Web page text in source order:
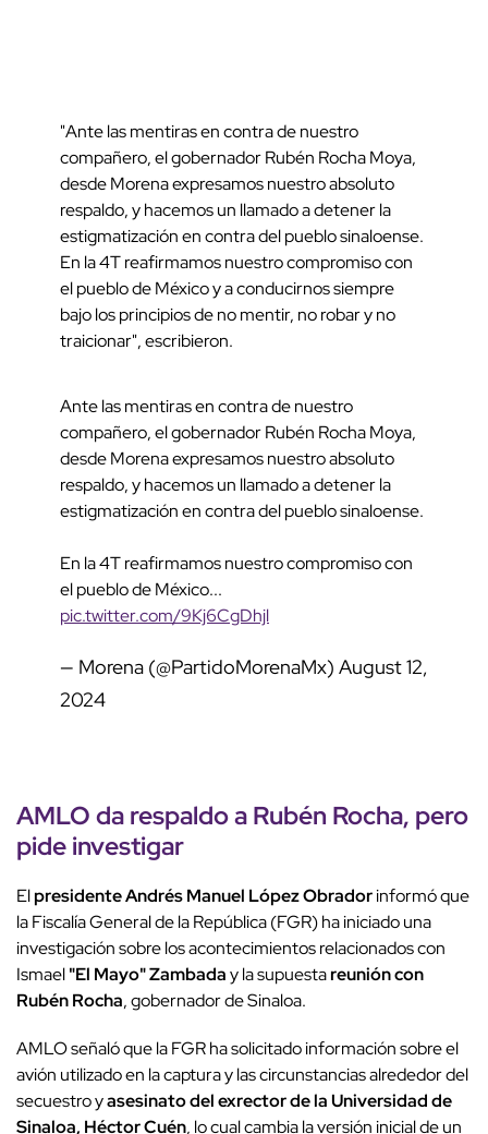
"Ante las mentiras en contra de nuestro
compañero, el gobernador Rubén Rocha Moya,
desde Morena expresamos nuestro absoluto
respaldo, y hacemos un llamado a detener la
estigmatización en contra del pueblo sinaloense.
En la 4T reafirmamos nuestro compromiso con
el pueblo de México y a conducirnos siempre
bajo los principios de no mentir, no robar y no
traicionar", escribieron.
Ante las mentiras en contra de nuestro
compañero, el gobernador Rubén Rocha Moya,
desde Morena expresamos nuestro absoluto
respaldo, y hacemos un llamado a detener la
estigmatización en contra del pueblo sinaloense.
En la 4T reafirmamos nuestro compromiso con
el pueblo de México...
pic.twitter.com/9Kj6CgDhjl
— Morena (@PartidoMorenaMx) August 12,
2024
AMLO da respaldo a Rubén Rocha, pero
pide investigar
Elpresidente Andrés Manuel López Obradorinformó que
la Fiscalía General de la República (FGR) ha iniciado una
investigación sobre los acontecimientos relacionados con
Ismael"El Mayo" Zambaday la supuestareunión con
Rubén Rocha, gobernador de Sinaloa.
AMLO señaló que la FGR ha solicitado información sobre el
avión utilizado en la captura y las circunstancias alrededor del
secuestro yasesinato del exrector de la Universidad de
Sinaloa, Héctor Cuén, lo cual cambia la versión inicial de un